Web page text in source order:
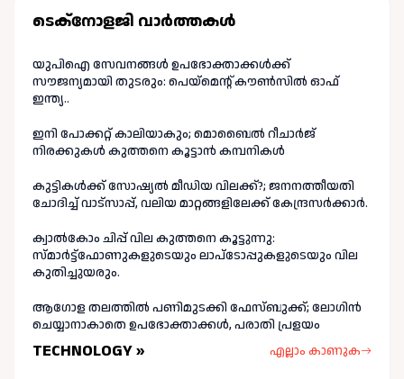
ടെക്നോളജി വാർത്തകള്‍
യുപിഐ സേവനങ്ങൾ ഉപഭോക്താക്കൾക്ക്
സൗജന്യമായി തുടരും: പെയ്മെന്റ് കൗൺസിൽ ഓഫ്
ഇന്ത്യ..
ഇനി പോക്കറ്റ് കാലിയാകും; മൊബൈൽ റീചാർജ്
നിരക്കുകൾ കുത്തനെ കൂട്ടാൻ കമ്പനികൾ
കുട്ടികൾക്ക് സോഷ്യൽ മീഡിയ വിലക്ക്?; ജനനത്തീയതി
ചോദിച്ച് വാട്‌സാപ്പ്, വലിയ മാറ്റങ്ങളിലേക്ക് കേന്ദ്രസർക്കാർ.
ക്വാൽകോം ചിപ്പ് വില കുത്തനെ കൂട്ടുന്നു:
സ്മാർട്ട്ഫോണുകളുടെയും ലാപ്ടോപ്പുകളുടെയും വില
കുതിച്ചുയരും.
ആഗോള തലത്തിൽ പണിമുടക്കി ഫേസ്ബുക്ക്; ലോഗിന്‍
ചെയ്യാനാകാതെ ഉപഭോക്താക്കള്‍, പരാതി പ്രളയം
TECHNOLOGY » എല്ലാം കാണുക